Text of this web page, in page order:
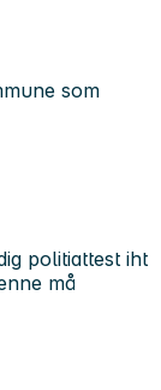
som
politiattest iht
må